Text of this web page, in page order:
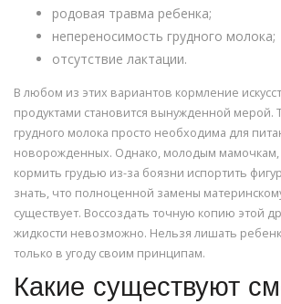
родовая травма ребенка;
непереносимость грудного молока;
отсутствие лактации.
В любом из этих вариантов кормление
продуктами становится вынужденной мерой.
грудного молока просто необходима для
новорожденных. Однако, молодым
кормить грудью из-за боязни испортить
знать, что полноценной замены
существует. Воссоздать точную копию этой
жидкости невозможно. Нельзя лишать
только в угоду своим принципам.
Какие существуют